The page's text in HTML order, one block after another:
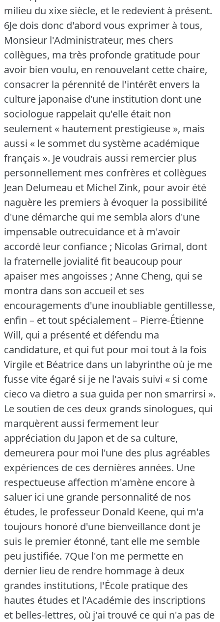
milieu du xixe siècle, et le redevient à présent.
6Je dois donc d'abord vous exprimer à tous,
Monsieur l'Administrateur, mes chers
collègues, ma très profonde gratitude pour
avoir bien voulu, en renouvelant cette chaire,
consacrer la pérennité de l'intérêt envers la
culture japonaise d'une institution dont une
sociologue rappelait qu'elle était non
seulement « hautement prestigieuse », mais
aussi « le sommet du système académique
français ». Je voudrais aussi remercier plus
personnellement mes confrères et collègues
Jean Delumeau et Michel Zink, pour avoir été
naguère les premiers à évoquer la possibilité
d'une démarche qui me sembla alors d'une
impensable outrecuidance et à m'avoir
accordé leur confiance ; Nicolas Grimal, dont
la fraternelle jovialité fit beaucoup pour
apaiser mes angoisses ; Anne Cheng, qui se
montra dans son accueil et ses
encouragements d'une inoubliable gentillesse,
enfin – et tout spécialement – Pierre-Étienne
Will, qui a présenté et défendu ma
candidature, et qui fut pour moi tout à la fois
Virgile et Béatrice dans un labyrinthe où je me
fusse vite égaré si je ne l'avais suivi « si come
cieco va dietro a sua guida per non smarrirsi ».
Le soutien de ces deux grands sinologues, qui
marquèrent aussi fermement leur
appréciation du Japon et de sa culture,
demeurera pour moi l'une des plus agréables
expériences de ces dernières années. Une
respectueuse affection m'amène encore à
saluer ici une grande personnalité de nos
études, le professeur Donald Keene, qui m'a
toujours honoré d'une bienveillance dont je
suis le premier étonné, tant elle me semble
peu justifiée. 7Que l'on me permette en
dernier lieu de rendre hommage à deux
grandes institutions, l'École pratique des
hautes études et l'Académie des inscriptions
et belles-lettres, où j'ai trouvé ce qui n'a pas de